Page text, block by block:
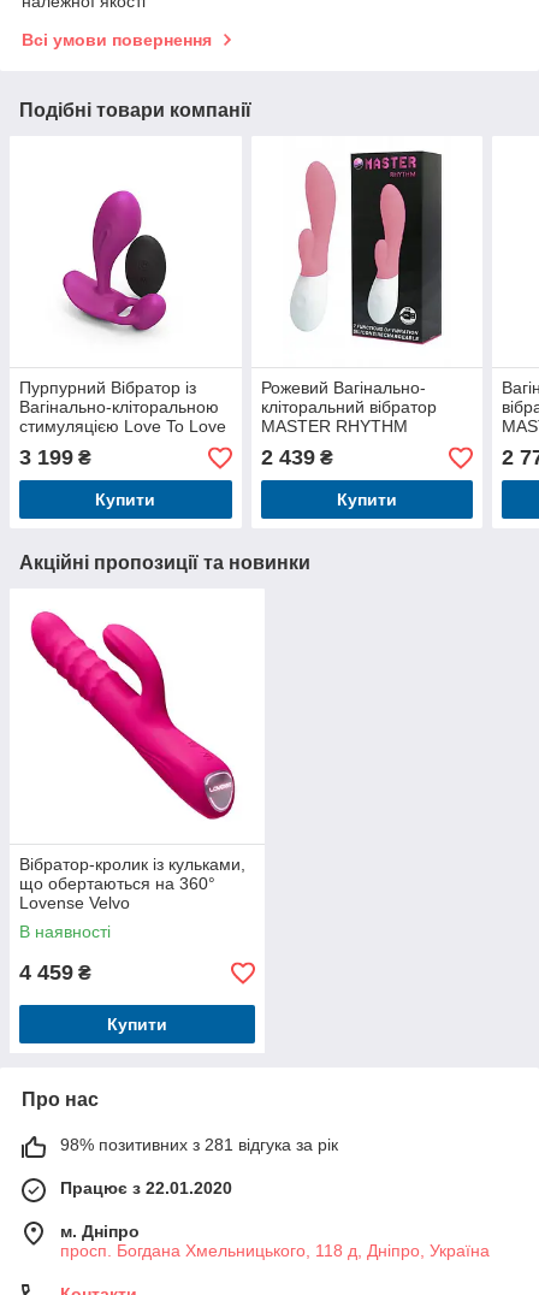
Всі умови повернення
Подібні товари компанії
Пурпурний Вібратор із
Вагінально-кліторальною
стимуляцією Love To Love
WITTY - SWEET ORCHID
3 199 ₴
Купити
Рожевий Вагінально-
кліторальний вібратор
MASTER RHYTHM
2 439₴
Купити
2
Акційні пропозиції та новинки
Вібратор-кролик із кульками,
що обертаються на 360°
Lovense Velvo
В наявності
4 459 ₴
Купити
Про нас
98% позитивних з 281 відгука за рік
Працює з 22.01.2020
м. Дніпро
просп. Богдана Хмельницького, 118 д, Дніпро, Україна